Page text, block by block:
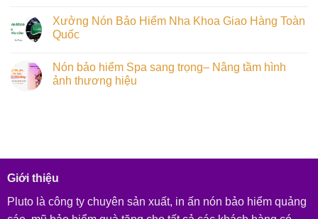
Xưởng Nón Bảo Hiểm Nha Khoa Giao Hàng Toàn
Quốc
Nón bảo hiểm Spa sang trọng– Nâng tầm hình
ảnh thương hiệu
Giới thiệu
Pluto là công ty chuyên sản xuất, in ấn nón bảo hiểm quảng